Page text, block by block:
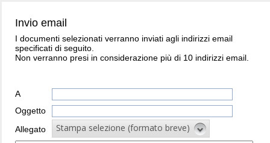
Invio email
I documenti selezionati verranno inviati agli indirizzi email
specificati di seguito.
Non verranno presi in considerazione più di 10 indirizzi email.
A
Oggetto
Allegato
Stampa selezione (formato breve)